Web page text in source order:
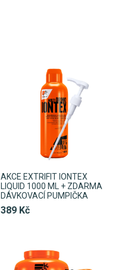
AKCE EXTRIFIT IONTEX
LIQUID 1000 ML + ZDARMA
DÁVKOVACÍ PUMPIČKA
389 Kč